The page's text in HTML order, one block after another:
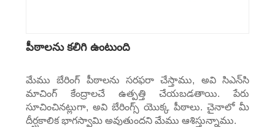
పీఠాలను కలిగి ఉంటుంది
మేము బేరింగ్ పీఠాలను సరఫరా చేస్తాము, అవి సిఎన్‌సి
మాచింగ్ కేంద్రాలచే ఉత్పత్తి చేయబడతాయి. పేరు
సూచించినట్లుగా, అవి బేరింగ్స్ యొక్క పీఠాలు. చైనాలో మీ
దీర్ఘకాలిక భాగస్వామి అవుతుందని మేము ఆశిస్తున్నాము.